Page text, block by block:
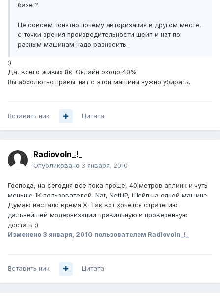
базе ?
Не совсем понятно почему авторизация в другом месте,
с точки зрения производительности шейп и нат по
разным машинам надо разносить.
:)
Да, всего живых 8к. Онлайн около 40%
Вы абсолютно правы: нат с этой машины нужно убирать.
Вставить ник Цитата
Radiovoln_!_
Опубликовано 3 января, 2010
Господа, на сегодня все пока проще, 40 метров аплинк и чуть
меньше 1К пользователей. Nat, NetUP, Шейп на одной машине.
Думаю настало время Х. Так вот хочется стратегию
дальнейшей модернизации правильную и проверенную
достать ;)
Изменено 3 января, 2010 пользователем Radiovoln_!_
Вставить ник Цитата